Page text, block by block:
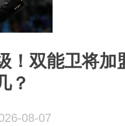
！双能卫将加
？
08-07